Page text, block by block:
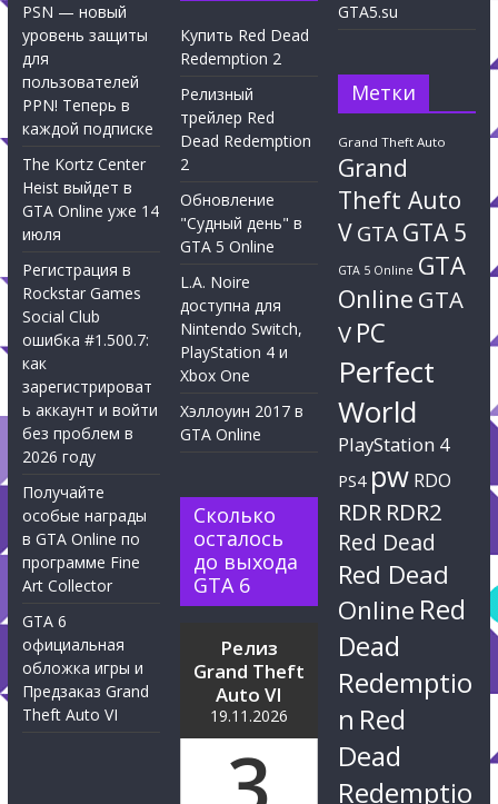
PSN — новый
уровень защиты
для
пользователей
PPN! Теперь в
каждой подписке
The Kortz Center
Heist выйдет в
GTA Online уже 14
июля
Регистрация в
Rockstar Games
Social Club
ошибка #1.500.7:
как
зарегистрироват
ь аккаунт и войти
без проблем в
2026 году
Получайте
особые награды
в GTA Online по
программе Fine
Art Collector
GTA 6
официальная
обложка игры и
Предзаказ Grand
Theft Auto VI
Купить Red Dead
Redemption 2
Релизный
трейлер Red
Dead Redemption
2
Обновление
"Судный день" в
GTA 5 Online
L.A. Noire
доступна для
Nintendo Switch,
PlayStation 4 и
Xbox One
Хэллоуин 2017 в
GTA Online
Сколько
осталось
до выхода
GTA 6
Релиз
Grand Theft
Auto VI
19.11.2026
GTA5.su
Метки
Grand Theft Auto
Grand
Theft Auto
VGTAGTA 5
GTA 5 Online GTA
Online GTA
V PC
Perfect
World
PlayStation 4
PS4 pw RDO
RDR RDR2
Red Dead
Red Dead
Online Red
Dead
Redemptio
n Red
Dead
Redemptio